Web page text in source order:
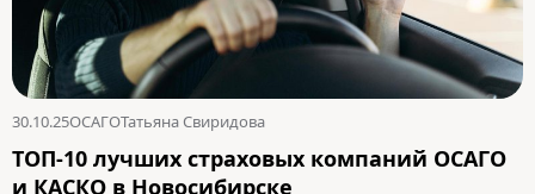
30.10.25ОСАГОТатьяна Свиридова
ТОП-10 лучших страховых компаний ОСАГО
и КАСКО в Новосибирске